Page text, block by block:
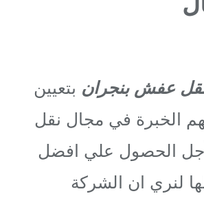
عفش بنجران بتعيين
الخبرة في مجال نقل
الحصول علي افضل
لنري ان الشركة